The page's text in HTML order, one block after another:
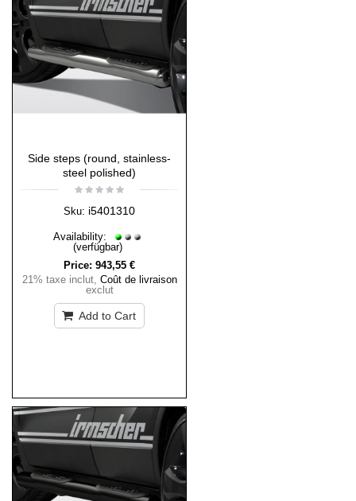
Side steps (round, stainless-
steel polished)
Sku: i5401310
Availability:
(verfügbar)
Price: 943,55 €
21% taxe inclut, Coût de livraison
exclut
Add to Cart